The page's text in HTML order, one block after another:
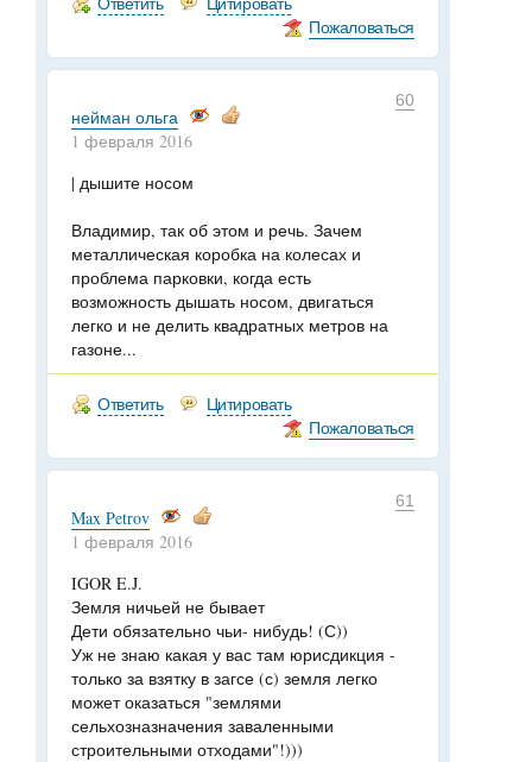
Пожаловаться
60
нейман ольга
1 февраля 2016
| дышите носом
Владимир, так об этом и речь. Зачем
металлическая коробка на колесах и
проблема парковки, когда есть
возможность дышать носом, двигаться
легко и не делить квадратных метров на
газоне...
Ответить
Цитировать
Пожаловаться
61
Max Petrov
1 февраля 2016
IGOR E.J.
Земля ничьей не бывает
Дети обязательно чьи- нибудь! (С))
Уж не знаю какая у вас там юрисдикция -
только за взятку в загсе (с) земля легко
может оказаться "землями
сельхозназначения заваленными
строительными отходами"!)))